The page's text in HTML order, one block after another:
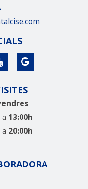
a 13:00h
a 20:00h